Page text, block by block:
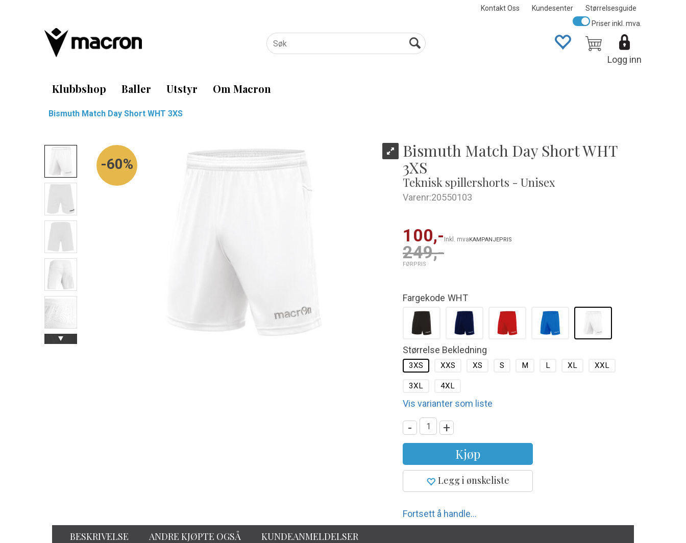
Kontakt Oss Kundesenter Størrelsesguide
Logg inn
Priser inkl. mva.
Klubbshop Baller Utstyr Om Macron
Bismuth Match Day Short WHT 3XS
60%
Bismuth Match Day Short WHT
3XS
Teknisk spillershorts - Unisex
Varenr:20550103
100,- Inkl. mvaKAMPANJEPRIS
249,-
FØRPRIS
Fargekode WHT
Størrelse Bekledning
3XS XXS XS S M L XL XXL
3XL 4XL
Vis varianter som liste
- +
Kjøp
Legg i ønskeliste
Fortsett å handle...
BESKRIVELSE ANDRE KJØPTE OGSÅ KUNDEANMELDELSER